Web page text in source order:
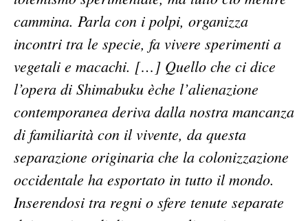
cammina. Parla con i polpi, organizza
incontri tra le specie, fa vivere sperimenti a
vegetali e macachi. […] Quello che ci dice
l’opera di Shimabuku èche l’alienazione
contemporanea deriva dalla nostra mancanza
di familiarità con il vivente, da questa
separazione originaria che la colonizzazione
occidentale ha esportato in tutto il mondo.
Inserendosi tra regni o sfere tenute separate